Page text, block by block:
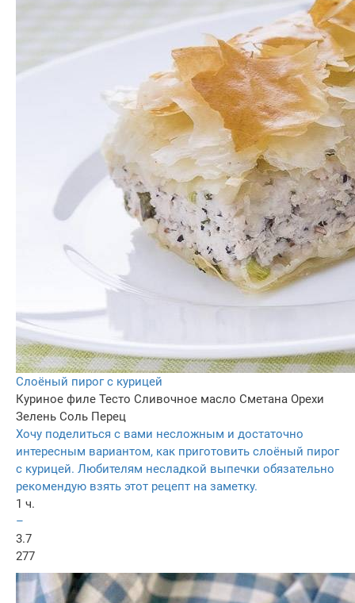
Слоёный пирог с курицей
Куриное филе Тесто Сливочное масло Сметана Орехи
Зелень Соль Перец
Хочу поделиться с вами несложным и достаточно
интересным вариантом, как приготовить слоёный пирог
с курицей. Любителям несладкой выпечки обязательно
рекомендую взять этот рецепт на заметку.
1 ч.
–
3.7
277